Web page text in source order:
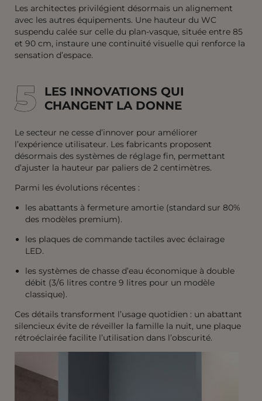
Les architectes privilégient désormais un alignement
avec les autres équipements. Une hauteur du WC
suspendu calée sur celle du plan-vasque, située entre 85
et 90 cm, instaure une continuité visuelle qui renforce la
sensation d’espace.
5
5
LES INNOVATIONS QUI
CHANGENT LA DONNE
Le secteur ne cesse d’innover pour améliorer
l’expérience utilisateur. Les fabricants proposent
désormais des systèmes de réglage fin, permettant
d’ajuster la hauteur par paliers de 2 centimètres.
Parmi les évolutions récentes :
les abattants à fermeture amortie (standard sur 80%
des modèles premium).
les plaques de commande tactiles avec éclairage
LED.
les systèmes de chasse d’eau économique à double
débit (3/6 litres contre 9 litres pour un modèle
classique).
Ces détails transforment l’usage quotidien : un abattant
silencieux évite de réveiller la famille la nuit, une plaque
rétroéclairée facilite l’utilisation dans l’obscurité.